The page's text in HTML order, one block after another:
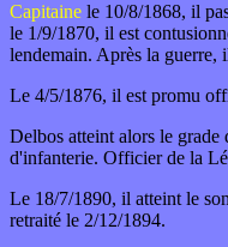
Capitaine le 10/8/1868, il
le 1/9/1870, il est
lendemain. Après la
Le 4/5/1876, il est promu
Delbos atteint alors le grade
d'infanterie. Officier de la
Le 18/7/1890, il atteint le
retraité le 2/12/1894.